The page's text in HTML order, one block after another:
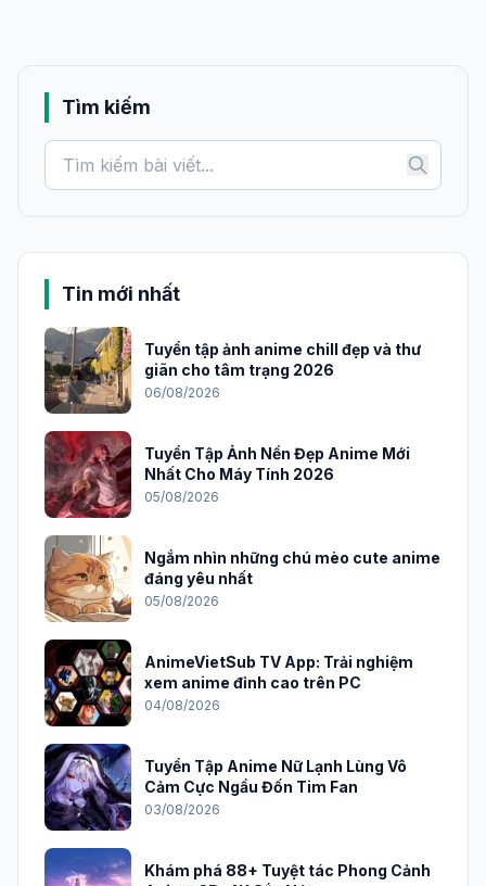
Tìm kiếm
Tin mới nhất
Tuyển tập ảnh anime chill đẹp và thư
giãn cho tâm trạng 2026
06/08/2026
Tuyển Tập Ảnh Nền Đẹp Anime Mới
Nhất Cho Máy Tính 2026
05/08/2026
Ngắm nhìn những chú mèo cute anime
đáng yêu nhất
05/08/2026
AnimeVietSub TV App: Trải nghiệm
xem anime đỉnh cao trên PC
04/08/2026
Tuyển Tập Anime Nữ Lạnh Lùng Vô
Cảm Cực Ngầu Đốn Tim Fan
03/08/2026
Khám phá 88+ Tuyệt tác Phong Cảnh